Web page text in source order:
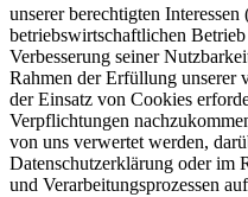
unserer berechtigten
betriebswirtschaftlichen
Verbesserung seiner
Rahmen der Erfüllung unserer
der Einsatz von Cookies
Verpflichtungen
von uns verwertet werden,
Datenschutzerklärung oder im
und Verarbeitungsprozessen